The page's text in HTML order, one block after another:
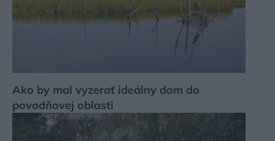
Ako by mal vyzerať ideálny dom do
povodňovej oblasti